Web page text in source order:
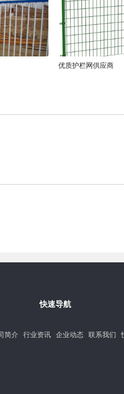
优质护栏网供应商
快速导航
简介 行业资讯 企业动态 联系我们